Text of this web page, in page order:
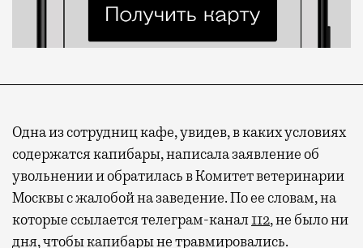
Одна из сотрудниц кафе, увидев, в каких условиях
содержатся капибары, написала заявление об
увольнении и обратилась в Комитет ветеринарии
Москвы с жалобой на заведение. По ее словам, на
которые ссылается телеграм-канал112, не было ни
дня, чтобы капибары не травмировались.